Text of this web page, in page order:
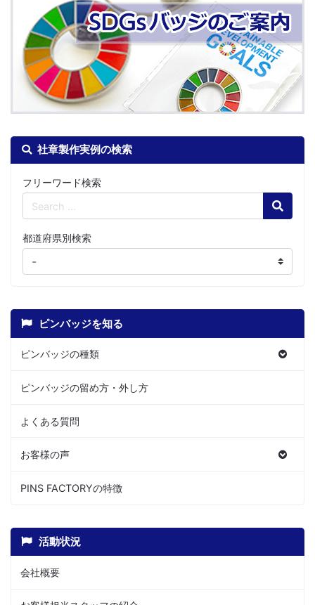
社章製作実例の検索
フリーワード検索
Search
都道府県別検索
ピンバッジを知る
ピンバッジの種類
ピンバッジの留め方・外し方
よくある質問
お客様の声
PINS FACTORYの特徴
活動状況
会社概要